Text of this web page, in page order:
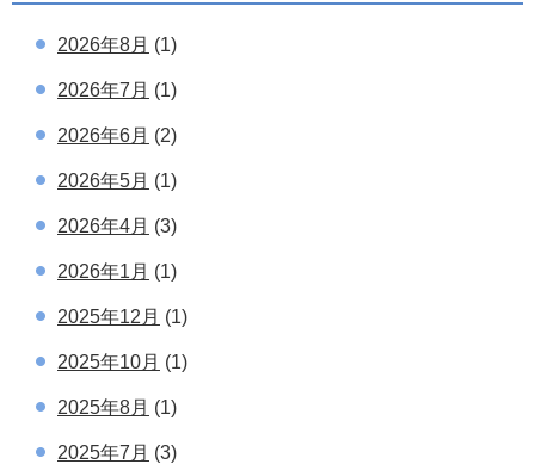
2026年8月 (1)
2026年7月 (1)
2026年6月 (2)
2026年5月 (1)
2026年4月 (3)
2026年1月 (1)
2025年12月 (1)
2025年10月 (1)
2025年8月 (1)
2025年7月 (3)